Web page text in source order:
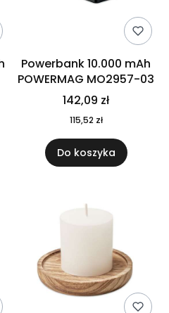
Powerbank 10.000 mAh
POWERMAG MO2957-03
142,09 zł
115,52 zł
Do koszyka